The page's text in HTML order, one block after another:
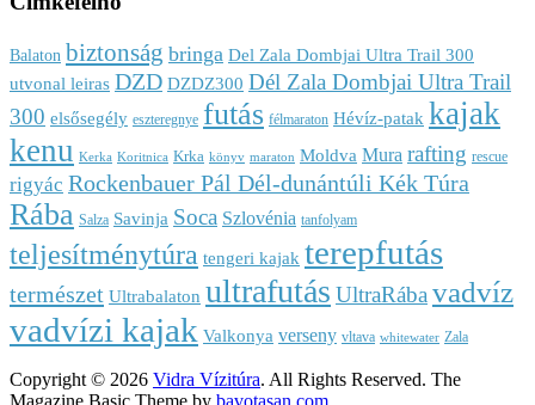
Balaton biztonság bringa Del Zala Dombjai Ultra Trail 300
utvonal leiras DZD DZDZ300 Dél Zala Dombjai Ultra Trail
300 elsősegély eszteregnye futás félmaraton Hévíz-patak kajak
kenu Kerka Koritnica Krka könyv maraton Moldva Mura rafting rescue
rigyác Rockenbauer Pál Dél-dunántúli Kék Túra
Rába Salza Savinja Soca Szlovénia tanfolyam
teljesítménytúra tengeri kajak terepfutás
természet Ultrabalaton ultrafutás UltraRába vadvíz
vadvízi kajak Valkonya verseny vltava whitewater Zala
Copyright © 2026 Vidra Vízitúra. All Rights Reserved. The